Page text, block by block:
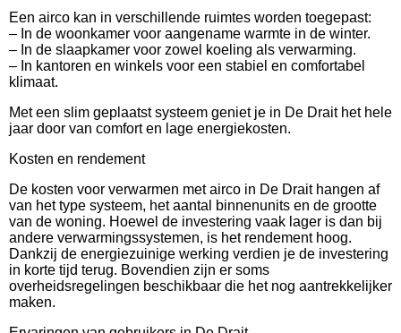
Een airco kan in verschillende ruimtes worden toegepast:
– In de woonkamer voor aangename warmte in de winter.
– In de slaapkamer voor zowel koeling als verwarming.
– In kantoren en winkels voor een stabiel en comfortabel
klimaat.
Met een slim geplaatst systeem geniet je in De Drait het hele
jaar door van comfort en lage energiekosten.
Kosten en rendement
De kosten voor verwarmen met airco in De Drait hangen af
van het type systeem, het aantal binnenunits en de grootte
van de woning. Hoewel de investering vaak lager is dan bij
andere verwarmingssystemen, is het rendement hoog.
Dankzij de energiezuinige werking verdien je de investering
in korte tijd terug. Bovendien zijn er soms
overheidsregelingen beschikbaar die het nog aantrekkelijker
maken.